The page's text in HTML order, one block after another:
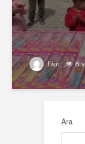
fikir 8
Ara